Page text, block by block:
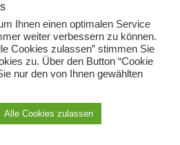
Ihnen einen optimalen Service
weiter verbessern zu können.
Cookies zulassen” stimmen Sie
zu. Über den Button “Cookie
nur den von Ihnen gewählten
Alle Cookies zulassen